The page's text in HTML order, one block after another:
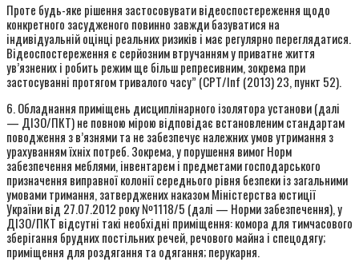
Проте будь-яке рішення застосовувати відеоспостереження щодо
конкретного засудженого повинно завжди базуватися на
індивідуальній оцінці реальних ризиків і має регулярно переглядатися.
Відеоспостереження є серйозним втручанням у приватне життя
ув’язнених і робить режим ще більш репресивним, зокрема при
застосуванні протягом тривалого часу” (CPT/Inf (2013) 23, пункт 52).
6. Обладнання приміщень дисциплінарного ізолятора установи (далі
— ДІЗО/ПКТ) не повною мірою відповідає встановленим стандартам
поводження з в’язнями та не забезпечує належних умов утримання з
урахуванням їхніх потреб. Зокрема, у порушення вимог Норм
забезпечення меблями, інвентарем і предметами господарського
призначення виправної колонії середнього рівня безпеки із загальними
умовами тримання, затверджених наказом Міністерства юстиції
України від 27.07.2012 року №1118/5 (далі — Норми забезпечення), у
ДІЗО/ПКТ відсутні такі необхідні приміщення: комора для тимчасового
зберігання брудних постільних речей, речового майна і спецодягу;
приміщення для роздягання та одягання; перукарня.